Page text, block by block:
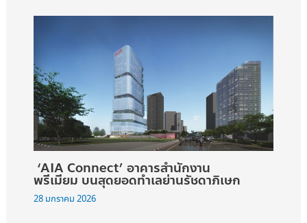
‘AIA Connect’ อาคารสำนักงาน
พรีเมียม บนสุดยอดทำเลย่านรัชดาภิเษก
28 มกราคม 2026